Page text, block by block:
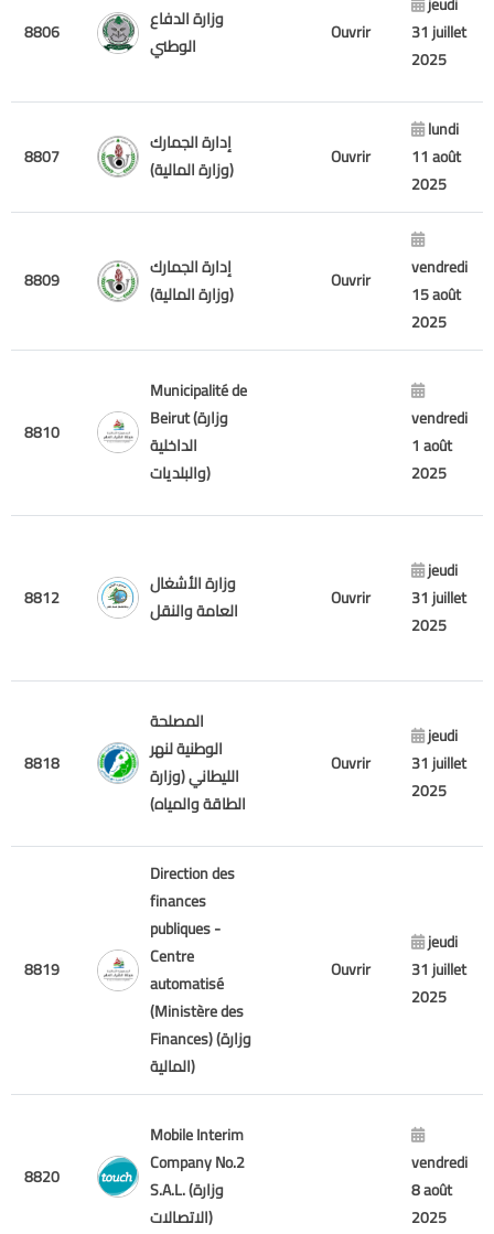
8806
وزارة الدفاع
الوطني
Ouvrir
31 juillet
2025
8807
إدارة الجمارك
(وزارة المالية)
Ouvrir
lundi
11 août
2025
8809
إدارة الجمارك
(وزارة المالية)
Ouvrir
vendredi
15 août
2025
8810
Municipalité de
Beirut (وزارة
الداخلية
والبلديات)
vendredi
1 août
2025
8812
وزارة الأشغال
العامة والنقل
Ouvrir
jeudi
31 juillet
2025
8818
المصلحة
الوطنية لنهر
الليطاني (وزارة
الطاقة والمياه)
Ouvrir
jeudi
31 juillet
2025
8819
Direction des
finances
publiques -
Centre
automatisé
(Ministère des
Finances) (وزارة
المالية)
Ouvrir
jeudi
31 juillet
2025
8820
Mobile Interim
Company No.2
S.A.L. (وزارة
الاتصالات)
vendredi
8 août
2025